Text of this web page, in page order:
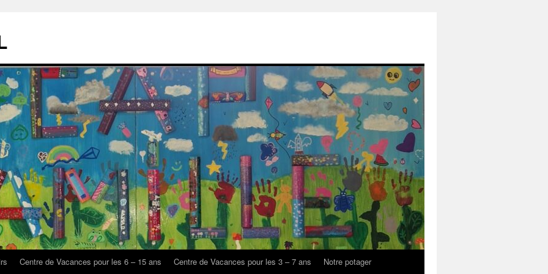
Centre de Vacances pour les 6 – 15 ans Centre de Vacances pour les 3 – 7 ans
Notre potager